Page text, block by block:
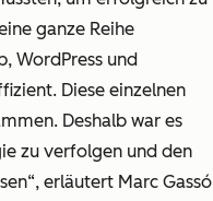
ganze Reihe
WordPress und
Diese einzelnen
Deshalb war es
zu verfolgen und den
erläutert Marc Gassó